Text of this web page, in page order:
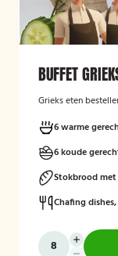
BUFFET
Grieks eten
6 warme
6 koude
Stokbrood
Chafing